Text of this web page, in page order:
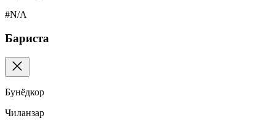
#N/A
Бариста
Бунёдкор
Чиланзар